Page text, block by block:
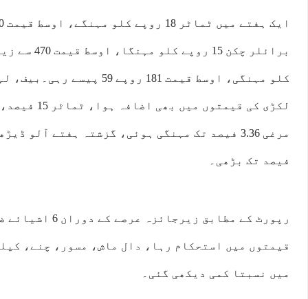
کلو مہنگی، اوسط قیمت 181
مرغی 3.36 فیصد تک مہنگی ہوئی، گزشتہ ہفتے آلو
فیصد تک بڑھی۔
قیمتوں میں استحکام رہا، دال ماش، مسور، چنے،
میں نسبتا کمی دیکھی گئی۔